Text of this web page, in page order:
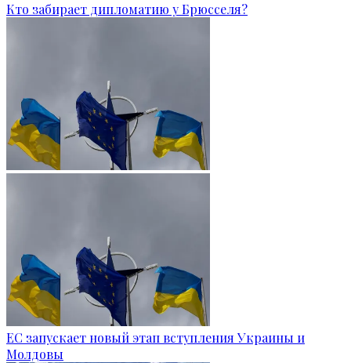
Кто забирает дипломатию у Брюсселя?
ЕС запускает новый этап вступления Украины и
Молдовы